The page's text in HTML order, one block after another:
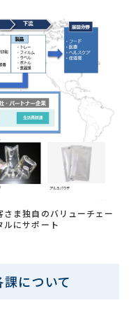
ョン
#統合報告書
さま独自のバリューチェー
ルにサポート
について